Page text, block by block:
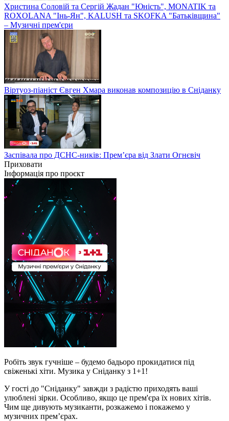
Христина Соловій та Сергій Жадан "Юність", MONATIK та
ROXOLANA "Інь-Ян", KALUSH та SKOFKA "Батьківщина"
– Музичні прем'єри
Віртуоз-піаніст Євген Хмара виконав композицію в Сніданку
Заспівала про ДСНС-ників: Прем’єра від Злати Огнєвіч
Приховати
Інформація про проєкт
Робіть звук гучніше – будемо бадьоро прокидатися під
свіженькі хіти. Музика у Сніданку з 1+1!
У гості до "Сніданку" завжди з радістю приходять ваші
улюблені зірки. Особливо, якщо це прем'єра їх нових хітів.
Чим ще дивують музиканти, розкажемо і покажемо у
музичних прем’єрах.